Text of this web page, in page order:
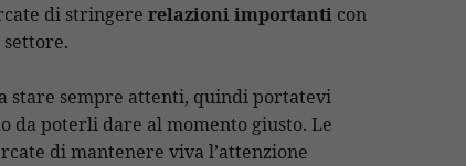
di stringere relazioni importanti con
settore.
stare sempre attenti, quindi portatevi
da poterli dare al momento giusto. Le
di mantenere viva l’attenzione